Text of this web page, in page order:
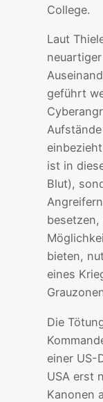
College.
Laut
geführt
ist in
Blut),
besetzen,
bieten,
eines
Die
einer US-
USA erst
Kanonen